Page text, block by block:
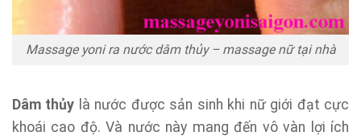
Massage yoni ra nước dâm thủy – massage nữ tại nhà
Dâm thủy là nước được sản sinh khi nữ giới đạt cực
khoái cao độ. Và nước này mang đến vô vàn lợi ích